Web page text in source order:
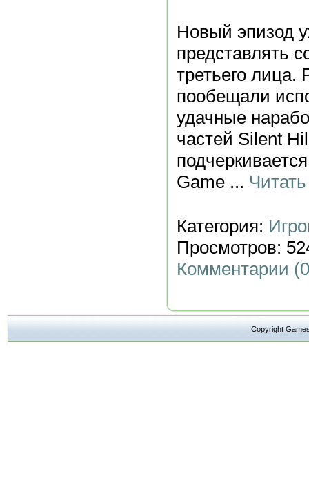
Новый эпизод
представлять
третьего лица.
пообещали
удачные
частей Silent
Game ...
Категория:
Просмотров:
Комментарии
Copyright